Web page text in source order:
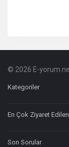
Footer
Hakkında
© 2026 E-
Kategoriler
En Çok Ziyaret
Son Sorular